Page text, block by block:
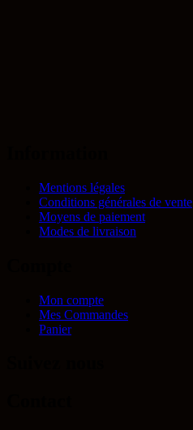
Mentions légales
Conditions générales de vente
Moyens de paiement
Modes de livraison
Mon compte
Mes Commandes
Panier